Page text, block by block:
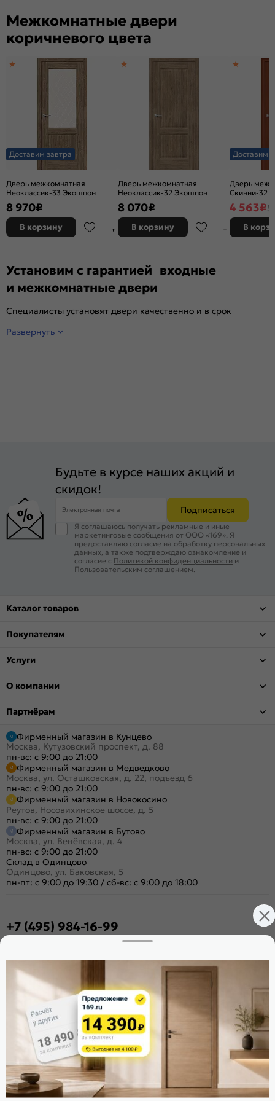
Межкомнатные двери
коричневого цвета
Доставим завтра
Дверь межкомнатная
Неоклассик-33 Экошпон
Original Oak, остекленная,
white сrystal, кромка нет,
филенчатая
8 970₽
В корзину
Дверь межкомнатная
Неоклассик-32 Экошпон
Original Oak, глухая, кромка
нет, филенчатая
8 070₽
В корзину
Доставим
Дверь
Скинни-32
глухая,
4 563₽5
В
Установим с гарантией входные
и межкомнатные двери
Специалисты установят двери качественно и в срок
Развернуть
Будьте в курсе наших акций и
скидок!
Электронная почта Подписаться
Я соглашаюсь получать рекламные и иные
маркетинговые сообщения от ООО «169». Я
предоставляю согласие на обработку персональных
данных, а также подтверждаю ознакомление и
согласие с Политикой конфиденциальности и
Пользовательским соглашением.
Каталог товаров
Покупателям
Услуги
О компании
Партнёрам
Фирменный магазин в Кунцево
Москва, Кутузовский проспект, д. 88
пн-вс: с 9:00 до 21:00
Фирменный магазин в Медведково
Москва, ул. Осташковская, д. 22, подъезд 6
пн-вс: с 9:00 до 21:00
Фирменный магазин в Новокосино
Реутов, Носовихинское шоссе, д. 5
пн-вс: с 9:00 до 21:00
Фирменный магазин в Бутово
Москва, ул. Венёвская, д. 4
пн-вс: с 9:00 до 21:00
Склад в Одинцово
Одинцово, ул. Баковская, 5
пн-пт: с 9:00 до 19:30 / сб-вс: с 9:00 до 18:00
+7 (495) 984-16-99
Поделиться
Оцените магазин
ИКС 1340
© 2010—2026 Склад Дверей 169.RU